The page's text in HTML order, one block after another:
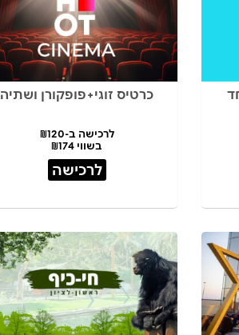
כרטיס זוגי+פופקורן ושתיה
לרכישה ב-₪120
בשווי ₪174
לרכישה